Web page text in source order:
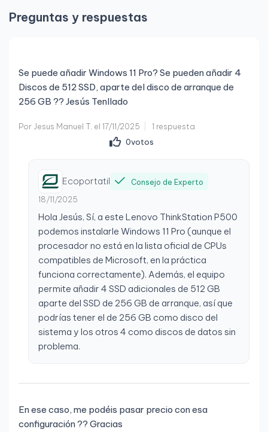
Preguntas y respuestas
Se puede añadir Windows 11 Pro? Se pueden añadir 4
Discos de 512 SSD, aparte del disco de arranque de
256 GB ?? Jesús Tenllado
Por Jesus Manuel T. el 17/11/2025
1 respuesta
0votos
Ecoportatil Consejo de Experto
18/11/2025
Hola Jesús, Sí, a este Lenovo ThinkStation P500
podemos instalarle Windows 11 Pro (aunque el
procesador no está en la lista oficial de CPUs
compatibles de Microsoft, en la práctica
funciona correctamente). Además, el equipo
permite añadir 4 SSD adicionales de 512 GB
aparte del SSD de 256 GB de arranque, así que
podrías tener el de 256 GB como disco del
sistema y los otros 4 como discos de datos sin
problema.
En ese caso, me podéis pasar precio con esa
configuración ?? Gracias